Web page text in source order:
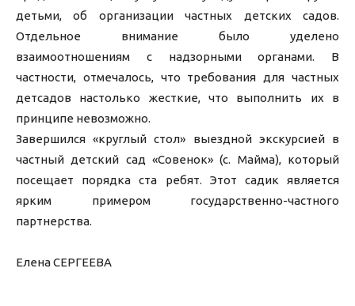
детьми, об организации частных детских садов.
Отдельное внимание было уделено
взаимоотношениям с надзорными органами. В
частности, отмечалось, что требования для частных
детсадов настолько жесткие, что выполнить их в
принципе невозможно.
Завершился «круглый стол» выездной экскурсией в
частный детский сад «Совенок» (с. Майма), который
посещает порядка ста ребят. Этот садик является
ярким примером государственно-частного
партнерства.
Елена СЕРГЕЕВА